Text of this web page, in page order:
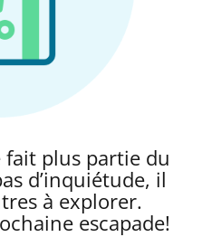
fait plus partie du
d’inquiétude, il
à explorer.
escapade!